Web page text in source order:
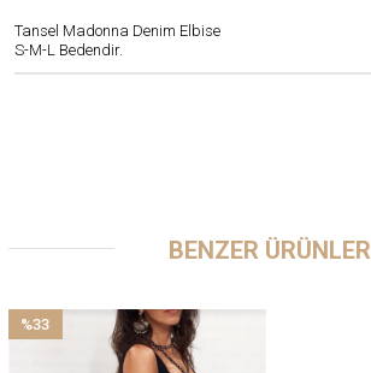
Tansel Madonna Denim Elbise
S-M-L Bedendir.
BENZER ÜRÜNLER
%33